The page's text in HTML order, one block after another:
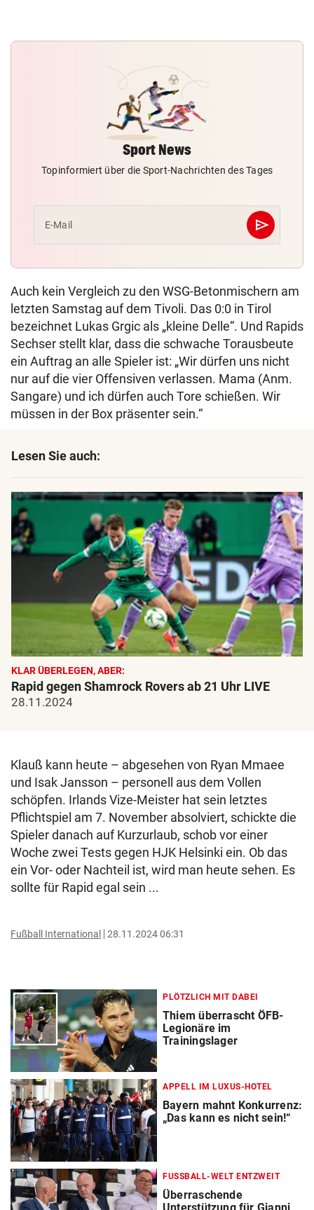
Sport News
Topinformiert über die Sport-Nachrichten des Tages
E-Mail send
Abschicken
Auch kein Vergleich zu den WSG-Betonmischern am
letzten Samstag auf dem Tivoli. Das 0:0 in Tirol
bezeichnet Lukas Grgic als „kleine Delle“. Und Rapids
Sechser stellt klar, dass die schwache Torausbeute
ein Auftrag an alle Spieler ist: „Wir dürfen uns nicht
nur auf die vier Offensiven verlassen. Mama (Anm.
Sangare) und ich dürfen auch Tore schießen. Wir
müssen in der Box präsenter sein.“
Lesen Sie auch:
KLAR ÜBERLEGEN, ABER:
Rapid gegen Shamrock Rovers ab 21 Uhr LIVE
28.11.2024
Klauß kann heute – abgesehen von Ryan Mmaee
und Isak Jansson – personell aus dem Vollen
schöpfen. Irlands Vize-Meister hat sein letztes
Pflichtspiel am 7. November absolviert, schickte die
Spieler danach auf Kurzurlaub, schob vor einer
Woche zwei Tests gegen HJK Helsinki ein. Ob das
ein Vor- oder Nachteil ist, wird man heute sehen. Es
sollte für Rapid egal sein ...
Fußball International 28.11.2024 06:31
PLÖTZLICH MIT DABEI
Thiem überrascht ÖFB-
Legionäre im
Trainingslager
APPELL IM LUXUS-HOTEL
Bayern mahnt Konkurrenz:
„Das kann es nicht sein!“
FUSSBALL-WELT ENTZWEIT
Überraschende